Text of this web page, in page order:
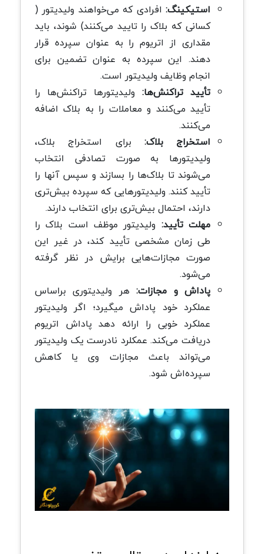
استیکینگ: افرادی که می‌خواهند ولیدیتور (
کسانی که بلاک را تایید می‌کنند) شوند، باید
مقداری از اتریوم را به عنوان سپرده قرار
دهند. این سپرده به عنوان تضمین برای
انجام وظایف ولیدیتور است.
تأیید تراکنش‌ها: ولیدیتورها تراکنش‌‌ها را
تأیید می‌کنند و معاملات را به بلاک اضافه
می‌کنند.
استخراج بلاک: برای استخراج بلاک،
ولیدیتور‌ها به صورت تصادفی انتخاب
می‌شوند تا بلاک‌ها را بسازند و سپس آنها را
تأیید کنند. ولیدیتورهایی که سپرده بیش‌تری
دارند، احتمال بیش‌تری برای انتخاب دارند.
مهلت تأیید: ولیدیتور موظف است بلاک را
طی زمان مشخصی تأیید کند، در غیر این
صورت مجازات‌هایی برایش در نظر گرفته
می‌شود.
پاداش و مجازات:هر ولیدیتوری براساس
عملکرد خود پاداش می‎گیرد؛ اگر ولیدیتور
عملکرد خوبی را ارائه دهد پاداش اتریوم
دریافت می‌کند. عمکلرد نادرست یک ولیدیتور
می‌تواند باعث مجازات وی یا کاهش
سپرده‌اش شود.